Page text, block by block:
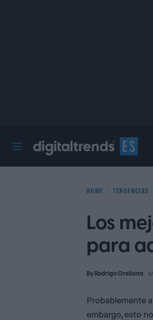
HOME TENDENCIAS
Los
para
ByRodrigo Orellana
Probablemente
embargo, esto